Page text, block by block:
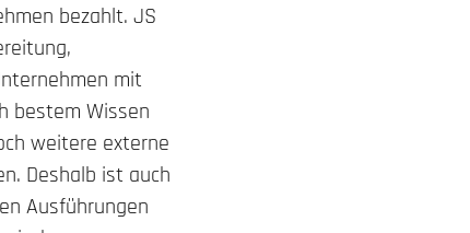
bezahlt. JS
mit
bestem Wissen
weitere externe
Deshalb ist auch
Ausführungen